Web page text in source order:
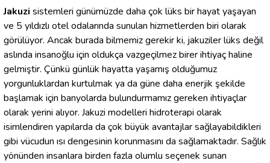
Jakuzi sistemleri günümüzde daha çok lüks bir hayat yaşayan
ve 5 yıldızlı otel odalarında sunulan hizmetlerden biri olarak
görülüyor. Ancak burada bilmemiz gerekir ki, jakuziler lüks değil
aslında insanoğlu için oldukça vazgeçilmez birer ihtiyaç haline
gelmiştir. Çünkü günlük hayatta yaşamış olduğumuz
yorgunluklardan kurtulmak ya da güne daha enerjik şekilde
başlamak için banyolarda bulundurmamız gereken ihtiyaçlar
olarak yerini alıyor. Jakuzi modelleri hidroterapi olarak
isimlendiren yapılarda da çok büyük avantajlar sağlayabildikleri
gibi vücudun ısı dengesinin korunmasını da sağlamaktadır. Sağlık
yönünden insanlara birden fazla olumlu seçenek sunan